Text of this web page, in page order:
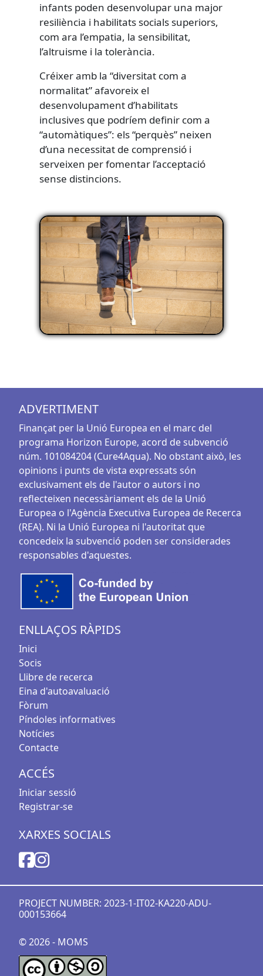
infants poden desenvolupar una major
resiliència i habilitats socials superiors,
com ara l’empatia, la sensibilitat,
l’altruisme i la tolerància.
Créixer amb la “diversitat com a
normalitat” afavoreix el
desenvolupament d’habilitats
inclusives que podríem definir com a
“automàtiques”: els “perquès” neixen
d’una necessitat de comprensió i
serveixen per fomentar l’acceptació
sense distincions.
ADVERTIMENT
Finançat per la Unió Europea en el marc del
programa Horizon Europe, acord de subvenció
núm. 101084204 (Cure4Aqua). No obstant això, les
opinions i punts de vista expressats són
exclusivament els de l'autor o autors i no
reflecteixen necessàriament els de la Unió
Europea o l'Agència Executiva Europea de Recerca
(REA). Ni la Unió Europea ni l'autoritat que
concedeix la subvenció poden ser considerades
responsables d'aquestes.
ENLLAÇOS RÀPIDS
Inici
Socis
Llibre de recerca
Eina d'autoavaluació
Fòrum
Píndoles informatives
Notícies
Contacte
ACCÉS
Iniciar sessió
Registrar-se
XARXES SOCIALS
PROJECT NUMBER: 2023-1-IT02-KA220-ADU-
000153664
© 2026 - MOMS